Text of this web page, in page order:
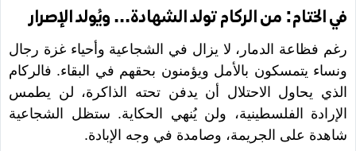
في الختام: من الركام تولد الشهادة... ويُولد الإصرار
رغم فظاعة الدمار، لا يزال في الشجاعية وأحياء غزة رجال
ونساء يتمسكون بالأمل ويؤمنون بحقهم في البقاء. فالركام
الذي يحاول الاحتلال أن يدفن تحته الذاكرة، لن يطمس
الإرادة الفلسطينية، ولن يُنهي الحكاية. ستظل الشجاعية
شاهدة على الجريمة، وصامدة في وجه الإبادة.